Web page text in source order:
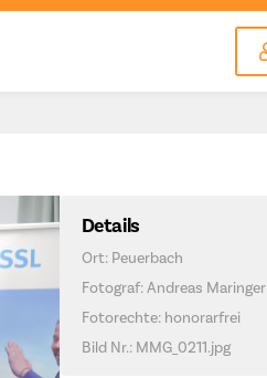
Details
Ort: Peuerbach
Fotograf: Andreas Maringer
Fotorechte: honorarfrei
Bild Nr.: MMG_0211.jpg